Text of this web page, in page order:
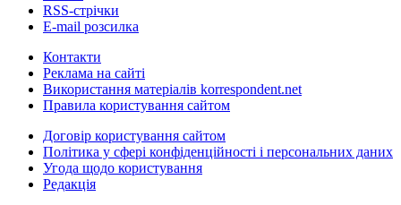
RSS-стрічки
E-mail розсилка
Контакти
Реклама на сайті
Використання матеріалів korrespondent.net
Правила користування сайтом
Договір користування сайтом
Політика у сфері конфіденційності і персональних даних
Угода щодо користування
Редакція